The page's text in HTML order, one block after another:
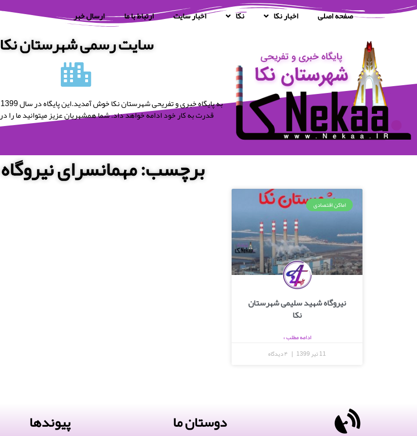
صفحه اصلی اخبار نکا نکا اخبار سایت ارتباط با ما ارسال خبر
سایت رسمی شهرستان نکا
قدرت به کار خود ادامه خواهد داد. شما همشهریان عزیز میتوانید ما را در
برچسب: مهمانسرای
اماکن اقتصادی
نیروگاه شهید سلیمی شهرستان
نکا
ادامه مطلب »
11 تیر 1399
دوستان ما پیوندها